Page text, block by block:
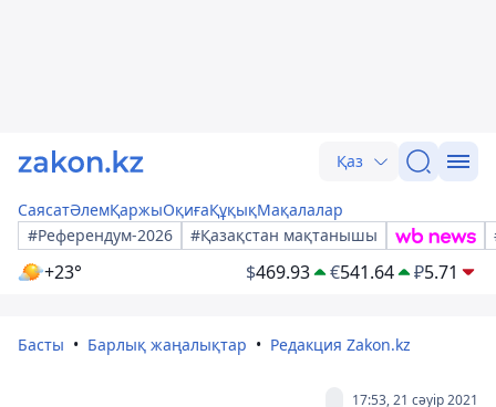
Қаз
СаясатӘлемҚаржыОқиғаҚұқықМақалалар
#Референдум-2026
#Қазақстан мақтанышы
+23° $469.93 €541.64 ₽5.71
Басты Барлық жаңалықтар Редакция Zakon.kz
17:53, 21 сәуір 2021